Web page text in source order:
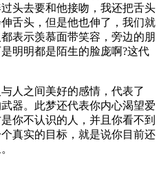
头去要和他接吻，我还把舌头
舌头，但是他也伸了，我们就
表示羡慕面带笑容，旁边的朋
明明都是陌生的脸庞啊?这代
之间美好的感情，代表了
器。此梦还代表你内心渴望爱
你不认识的人，并且你看不到
真实的目标，就是说你目前还